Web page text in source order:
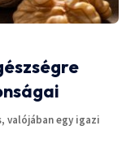
valójában egy igazi